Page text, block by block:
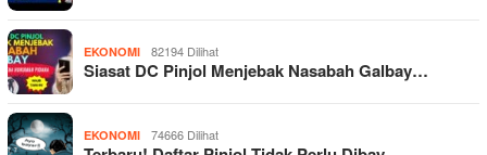
EKONOMI 82194 Dilihat
Siasat DC Pinjol Menjebak Nasabah Galbay…
EKONOMI 74666 Dilihat